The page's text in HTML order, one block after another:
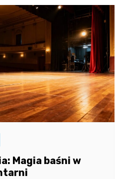
Magia baśni w